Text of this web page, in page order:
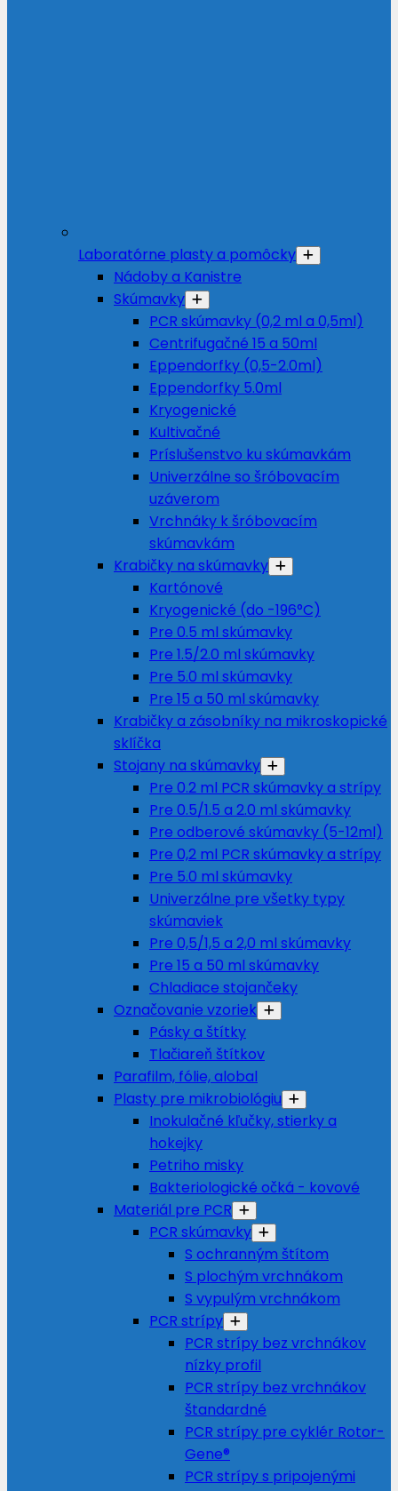
Laboratórne plasty a pomôcky
Nádoby a Kanistre
Skúmavky
PCR skúmavky (0,2 ml a 0,5ml)
Centrifugačné 15 a 50ml
Eppendorfky (0,5-2.0ml)
Eppendorfky 5.0ml
Kryogenické
Kultivačné
Príslušenstvo ku skúmavkám
Univerzálne so šróbovacím
uzáverom
Vrchnáky k šróbovacím
skúmavkám
Krabičky na skúmavky
Kartónové
Kryogenické (do -196°C)
Pre 0.5 ml skúmavky
Pre 1.5/2.0 ml skúmavky
Pre 5.0 ml skúmavky
Pre 15 a 50 ml skúmavky
Krabičky a zásobníky na mikroskopické
sklíčka
Stojany na skúmavky
Pre 0.2 ml PCR skúmavky a strípy
Pre 0.5/1.5 a 2.0 ml skúmavky
Pre odberové skúmavky (5-12ml)
Pre 0,2 ml PCR skúmavky a strípy
Pre 5.0 ml skúmavky
Univerzálne pre všetky typy
skúmaviek
Pre 0,5/1,5 a 2,0 ml skúmavky
Pre 15 a 50 ml skúmavky
Chladiace stojančeky
Označovanie vzoriek
Pásky a štítky
Tlačiareň štítkov
Parafilm, fólie, alobal
Plasty pre mikrobiológiu
Inokulačné kľučky, stierky a
hokejky
Petriho misky
Bakteriologické očká - kovové
Materiál pre PCR
PCR skúmavky
S ochranným štítom
S plochým vrchnákom
S vypulým vrchnákom
PCR strípy
PCR strípy bez vrchnákov
nízky profil
PCR strípy bez vrchnákov
štandardné
PCR strípy pre cyklér Rotor-
Gene®
PCR strípy s pripojenými